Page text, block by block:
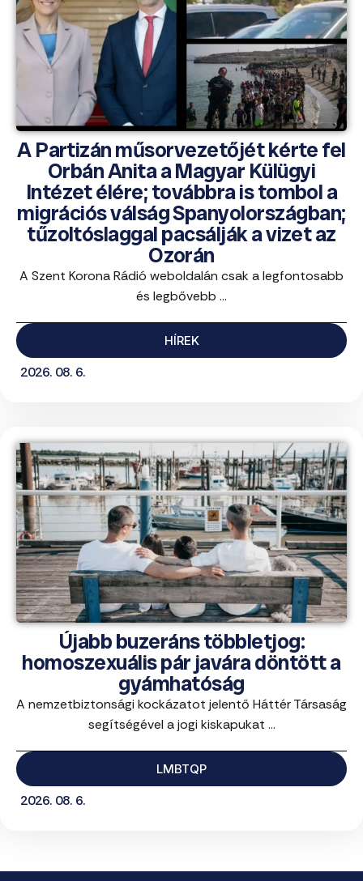
A Partizán műsorvezetőjét kérte fel
Orbán Anita a Magyar Külügyi
Intézet élére; továbbra is tombol a
migrációs válság Spanyolországban;
tűzoltóslaggal pacsálják a vizet az
Ozorán
A Szent Korona Rádió weboldalán csak a legfontosabb
és legbővebb ...
HÍREK
2026. 08. 6.
Újabb buzeráns többletjog:
homoszexuális pár javára döntött a
gyámhatóság
A nemzetbiztonsági kockázatot jelentő Háttér Társaság
segítségével a jogi kiskapukat ...
LMBTQP
2026. 08. 6.